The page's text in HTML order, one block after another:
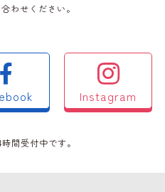
わせください。
Instagram
間受付中です。